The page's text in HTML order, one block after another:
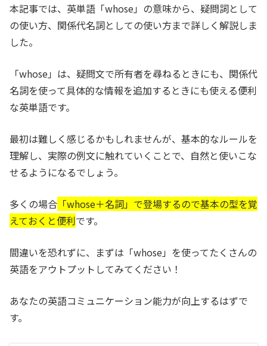
本記事では、英単語「whose」の意味から、疑問詞として
の使い方、関係代名詞としての使い方まで詳しく解説しま
した。
「whose」は、疑問文で所有者を尋ねるときにも、関係代
名詞を使って具体的な情報を追加するときにも使える便利
な英単語です。
最初は難しく感じるかもしれませんが、基本的なルールを
理解し、実際の例文に触れていくことで、自然と使いこな
せるようになるでしょう。
多くの場合 「whose＋名詞」で登場するので基本の型を覚
えておくと便利です。
間違いを恐れずに、まずは「whose」を使ってたくさんの
英語をアウトプットしてみてください！
あなたの英語コミュニケーション能力が向上するはずで
す。